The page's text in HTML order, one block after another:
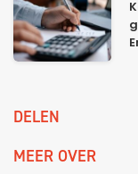
DELEN
MEER OVER